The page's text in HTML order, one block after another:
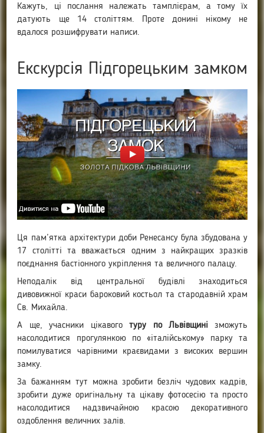
Кажуть, ці послання належать тамплієрам, а тому їх
датують ще 14 століттям. Проте донині нікому не
вдалося розшифрувати написи.
Екскурсія Підгорецьким замком
Ця пам’ятка архітектури доби Ренесансу була збудована у
17 столітті та вважається одним з найкращих зразків
поєднання бастіонного укріплення та величного палацу.
Неподалік від центральної будівлі знаходиться
дивовижної краси бароковий костьол та стародавній храм
Св. Михайла.
А ще, учасники цікавоготуру по Львівщині зможуть
насолодитися прогулянкою по «італійському» парку та
помилуватися чарівними краєвидами з високих вершин
замку.
За бажанням тут можна зробити безліч чудових кадрів,
зробити дуже оригінальну та цікаву фотосесію та просто
насолодитися надзвичайною красою декоративного
оздоблення величних залів.